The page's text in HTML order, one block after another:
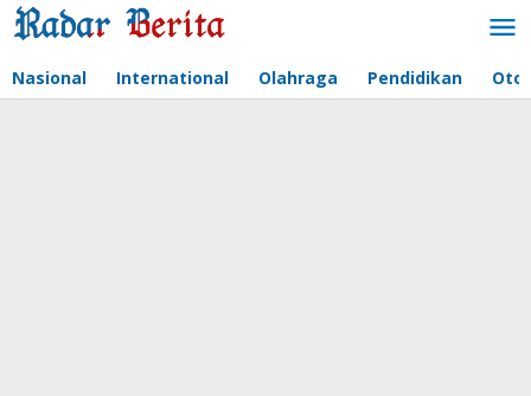
Lewati
ke
Nasional International Olahraga Pendidikan